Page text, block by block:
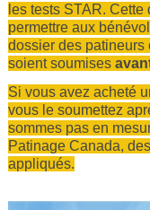
les tests STAR.
permettre aux
dossier des patineurs
soient soumises
Si vous avez acheté
vous le soumettez
sommes pas en
Patinage Canada,
appliqués.